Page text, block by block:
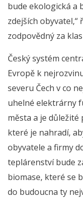
bude ekologická a
zdejších obyvatel,“
zodpovědný za
Český systém
Evropě k
severu Čech v co
uhelné elektrárny
města a je
které je nahradí,
obyvatele a firmy
teplárenství bude
biomase, které se
do budoucna ty